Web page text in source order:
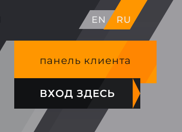
EN RU
панель клиента
ВХОД ЗДЕСЬ